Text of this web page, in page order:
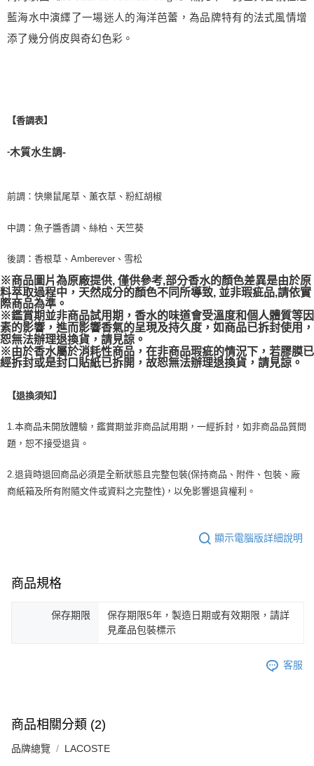
藍海水中演繹了一場迷人的海洋芭蕾，為品牌特有的法式風情增
添了幾分俏皮與奇幻色彩。
【香調表】
-木質水生調-
前調：快樂鼠尾草、薰衣草、粉紅胡椒
中調：魚子醬香調、絲柏、天竺葵
後調：香根草、Amberever、雪松
※商品圖片為原廠提供, 僅供參考,部分香水的顏色差異是由於原
料萃取過程中，天然成分的顏色不同所導致, 並非瑕疵品,請依實
際商品為準。
※鑑賞期並非商品試用期，香水的味道會受溫度和個人體質等因
素的影響，進而影響香氣的呈現及持久度，如商品已拆封使用，
恕無法辦理退換貨，請見諒。
※由於香水屬於消耗性商品，在非商品瑕疵的情況下，若膠膜已
經拆封或是封口貼紙已拆開，故恕無法辦理退換貨，請見諒。
【退換須知】
1.本商品未開放體驗，鑑賞期並非商品試用期，一經拆封，如非商品品質問
題，恕不接受退貨。
2.退貨時退回商品必須是全新狀態且完整包裝(保持商品、附件、包裝、廠
商紙箱及所有附隨文件或資料之完整性)，以免影響退貨權利。
顯示電腦版詳細說明
商品規格
保存期限
保存期限5年，製造日期或有效期限，請詳
見產品包裝標示
客服
商品相關分類 (2)
品牌總覽 LACOSTE